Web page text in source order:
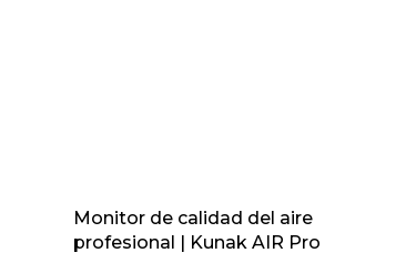
Monitor de calidad del aire
profesional | Kunak AIR Pro